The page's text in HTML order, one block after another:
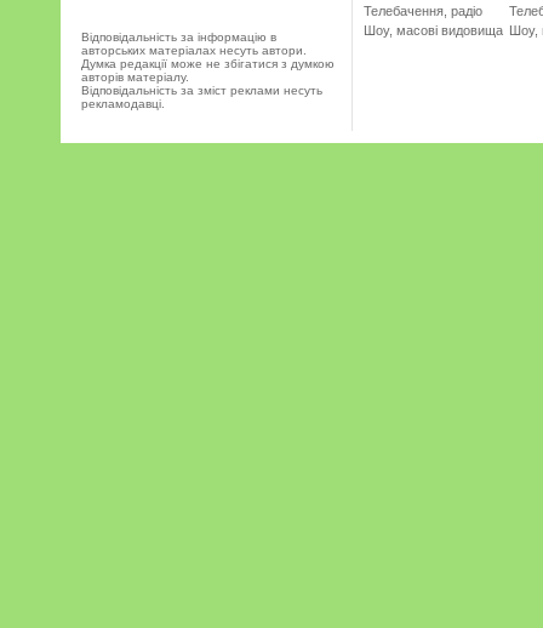
Відповідальність за інформацію в
авторських матеріалах несуть автори.
Думка редакції може не збігатися з думкою
авторів матеріалу.
Відповідальність за зміст реклами несуть
рекламодавці.
Телебачення, радіо
Шоу, масові видовища Шоу,